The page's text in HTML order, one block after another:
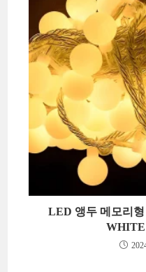
LED 앵두 메모리
WHITE